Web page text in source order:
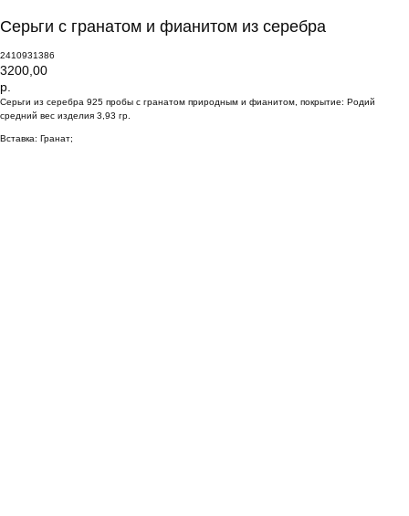
Серьги с гранатом и фианитом из серебра
2410931386
3200,00
р.
Серьги из серебра 925 пробы с гранатом природным и фианитом, покрытие: Родий
средний вес изделия 3,93 гр.
Вставка: Гранат;